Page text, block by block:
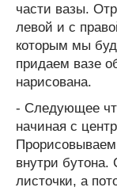
части вазы.
левой и с
которым мы
придаем вазе
нарисована.
- Следующее
начиная с
внутри
листочки, а